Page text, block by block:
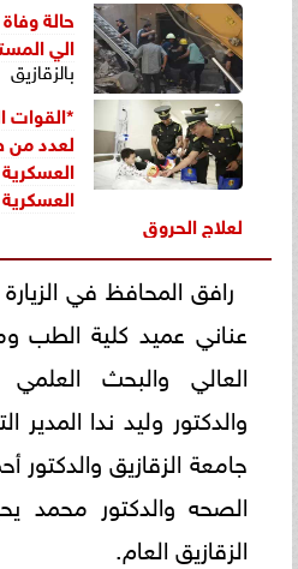
حالة
الي
بالزقازيق
*القوات
لعدد من
لعلاج الحروق
رافق المحافظ في
عناني عميد كلية الطب
العالي والبحث
والدكتور وليد ندا
جامعة الزقازيق والدكتور
الصحه والدكتور محمد
الزقازيق العام.